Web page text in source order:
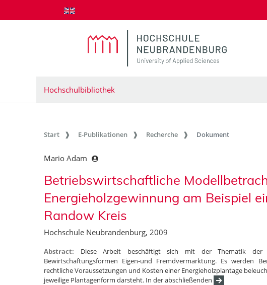
zum Inhalt springen
Hochschulbibliothek
Start E-Publikationen Recherche Dokument
Mario Adam
Betriebswirtschaftliche
Energieholzgewinnung am Beispiel
Randow Kreis
Hochschule Neubrandenburg, 2009
Abstract: Diese Arbeit beschäftigt sich mit der Thematik der
Bewirtschaftungsformen Eigen-und Fremdvermarktung. Es werden
rechtliche Voraussetzungen und Kosten einer Energieholzplantage
jeweilige Plantagenform darsteht. In der abschließenden